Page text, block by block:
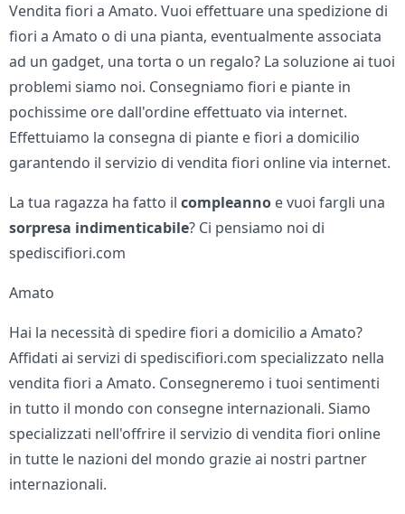
Vendita fiori a Amato. Vuoi effettuare una spedizione di
fiori a Amato o di una pianta, eventualmente associata
ad un gadget, una torta o un regalo? La soluzione ai tuoi
problemi siamo noi. Consegniamo fiori e piante in
pochissime ore dall'ordine effettuato via internet.
Effettuiamo la consegna di piante e fiori a domicilio
garantendo il servizio di vendita fiori online via internet.
La tua ragazza ha fatto ilcompleanno e vuoi fargli una
sorpresa indimenticabile? Ci pensiamo noi di
spediscifiori.com
Amato
Hai la necessità di spedire fiori a domicilio a Amato?
Affidati ai servizi di spediscifiori.com specializzato nella
vendita fiori a Amato. Consegneremo i tuoi sentimenti
in tutto il mondo con consegne internazionali. Siamo
specializzati nell'offrire il servizio di vendita fiori online
in tutte le nazioni del mondo grazie ai nostri partner
internazionali.